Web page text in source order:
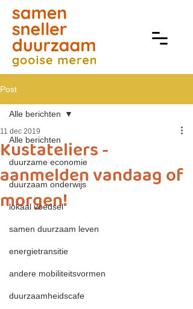
Post
Alle berichten
duurzame economie
duurzaam onderwijs
lokaal voedsel
samen duurzaam leven
energietransitie
andere mobiliteitsvormen
duurzaamheidscafe
Alle berichten
Kustateliers -
aanmelden vandaag of
morgen!
11 dec 2019